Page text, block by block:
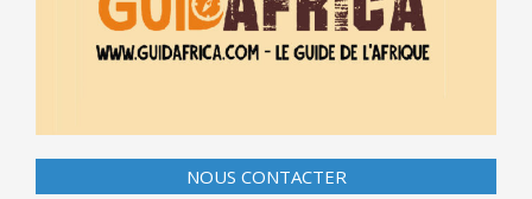
NOUS CONTACTER